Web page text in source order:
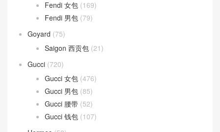
Fendi 女包 (169)
Fendi 男包 (79)
Goyard (75)
Saigon 西贡包 (21)
Gucci (720)
Gucci 女包 (476)
Gucci 男包 (85)
Gucci 腰带 (52)
Gucci 钱包 (107)